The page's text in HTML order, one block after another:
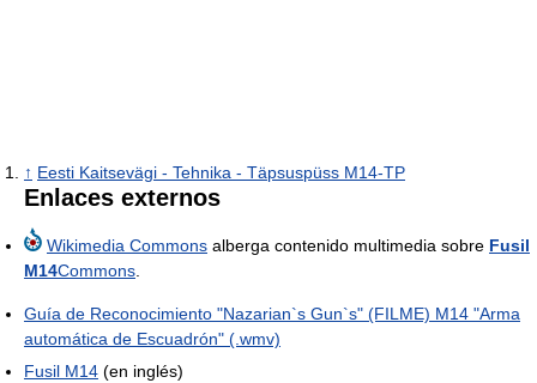
↑ Eesti Kaitsevägi - Tehnika - Täpsuspüss M14-TP
Enlaces externos
Wikimedia Commons alberga contenido multimedia sobre Fusil
M14Commons.
Guía de Reconocimiento "Nazarian`s Gun`s" (FILME) M14 "Arma
automática de Escuadrón" (.wmv)
Fusil M14 (en inglés)